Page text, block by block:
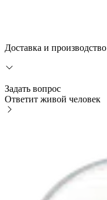
Доставка и производство
Задать вопрос
Ответит живой человек